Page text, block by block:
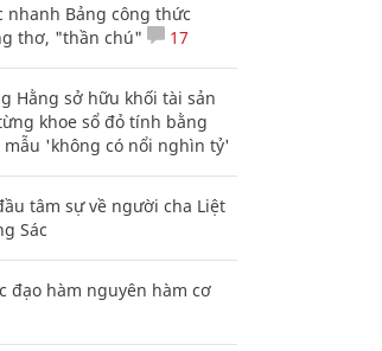
nhanh Bảng công thức
thơ, "thần chú"
17
Hằng sở hữu khối tài sản
khoe sổ đỏ tính bằng
mẫu 'không có nổi nghìn tỷ'
tâm sự về người cha Liệt
Sác
đạo hàm nguyên hàm cơ